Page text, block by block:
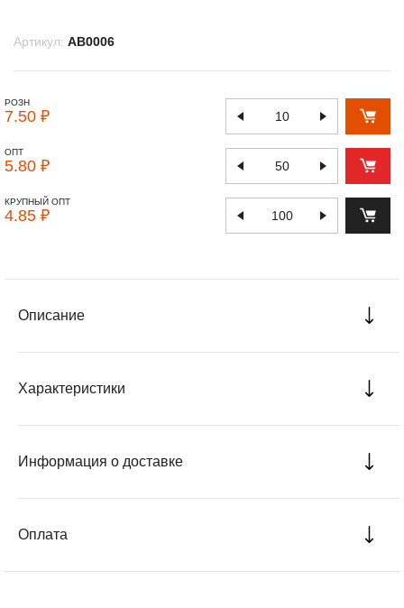
Артикул: AB0006
РОЗН
7.50 ₽
ОПТ
5.80 ₽
КРУПНЫЙ ОПТ
4.85 ₽
Описание
Характеристики
Информация о доставке
Оплата